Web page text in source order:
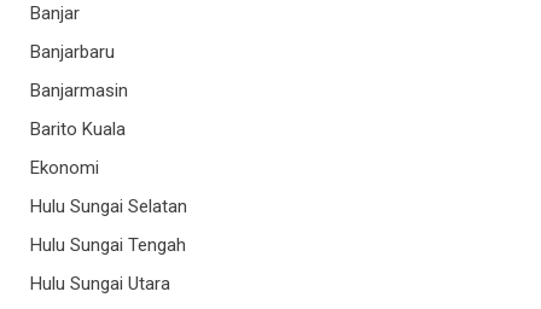
Banjar
Banjarbaru
Banjarmasin
Barito Kuala
Ekonomi
Hulu Sungai Selatan
Hulu Sungai Tengah
Hulu Sungai Utara